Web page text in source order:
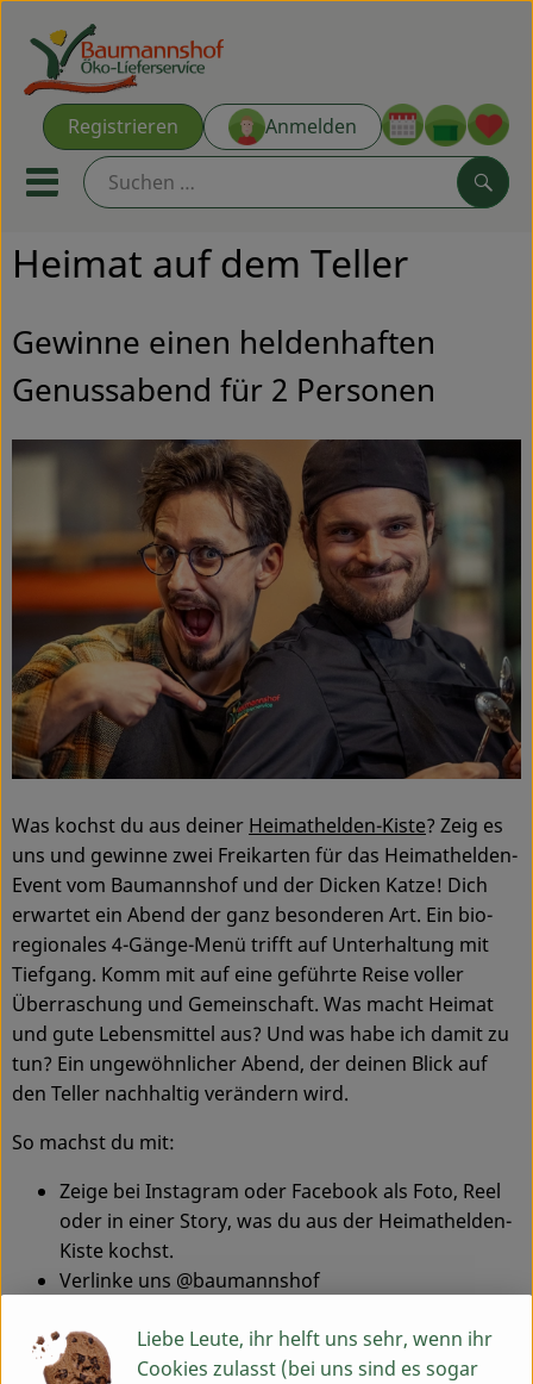
Registrieren Anmelden
Mobiles Menu öffnen oder
Ökokisten
Kochkisten
NEU & ANGEBOT
THEMENWELTEN
AUS DER REGION
Ökokisten
Obst & Gemüse
Kühltheke
Backwaren
Haltbares
Getränke
Drogerie
So geht's
Über uns
Blog & Aktuelles
Heimat auf dem Teller
Gewinne einen heldenhaften
Genussabend für 2 Personen
Was kochst du aus deiner Heimathelden-Kiste? Zeig es
uns und gewinne zwei Freikarten für das Heimathelden-
Event vom Baumannshof und der Dicken Katze! Dich
erwartet ein Abend der ganz besonderen Art. Ein bio-
regionales 4-Gänge-Menü trifft auf Unterhaltung mit
Tiefgang. Komm mit auf eine geführte Reise voller
Überraschung und Gemeinschaft. Was macht Heimat
und gute Lebensmittel aus? Und was habe ich damit zu
tun? Ein ungewöhnlicher Abend, der deinen Blick auf
den Teller nachhaltig verändern wird.
So machst du mit:
Zeige bei Instagram oder Facebook als Foto, Reel
oder in einer Story, was du aus der Heimathelden-
Kiste kochst.
Verlinke uns @baumannshof
Der/die Gewinner*in wird über
Instagram/Facebook benachrichtigt.
Liebe Leute, ihr helft uns sehr, wenn ihr
Cookies zulasst (bei uns sind es sogar